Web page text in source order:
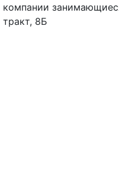
компании
8Б